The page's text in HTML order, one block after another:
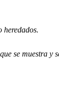
heredados.
se muestra y